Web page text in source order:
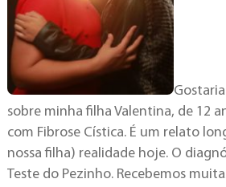
sobre minha filha Valentina, de 12
com Fibrose Cística. É um relato
nossa filha) realidade hoje. O
Teste do Pezinho. Recebemos